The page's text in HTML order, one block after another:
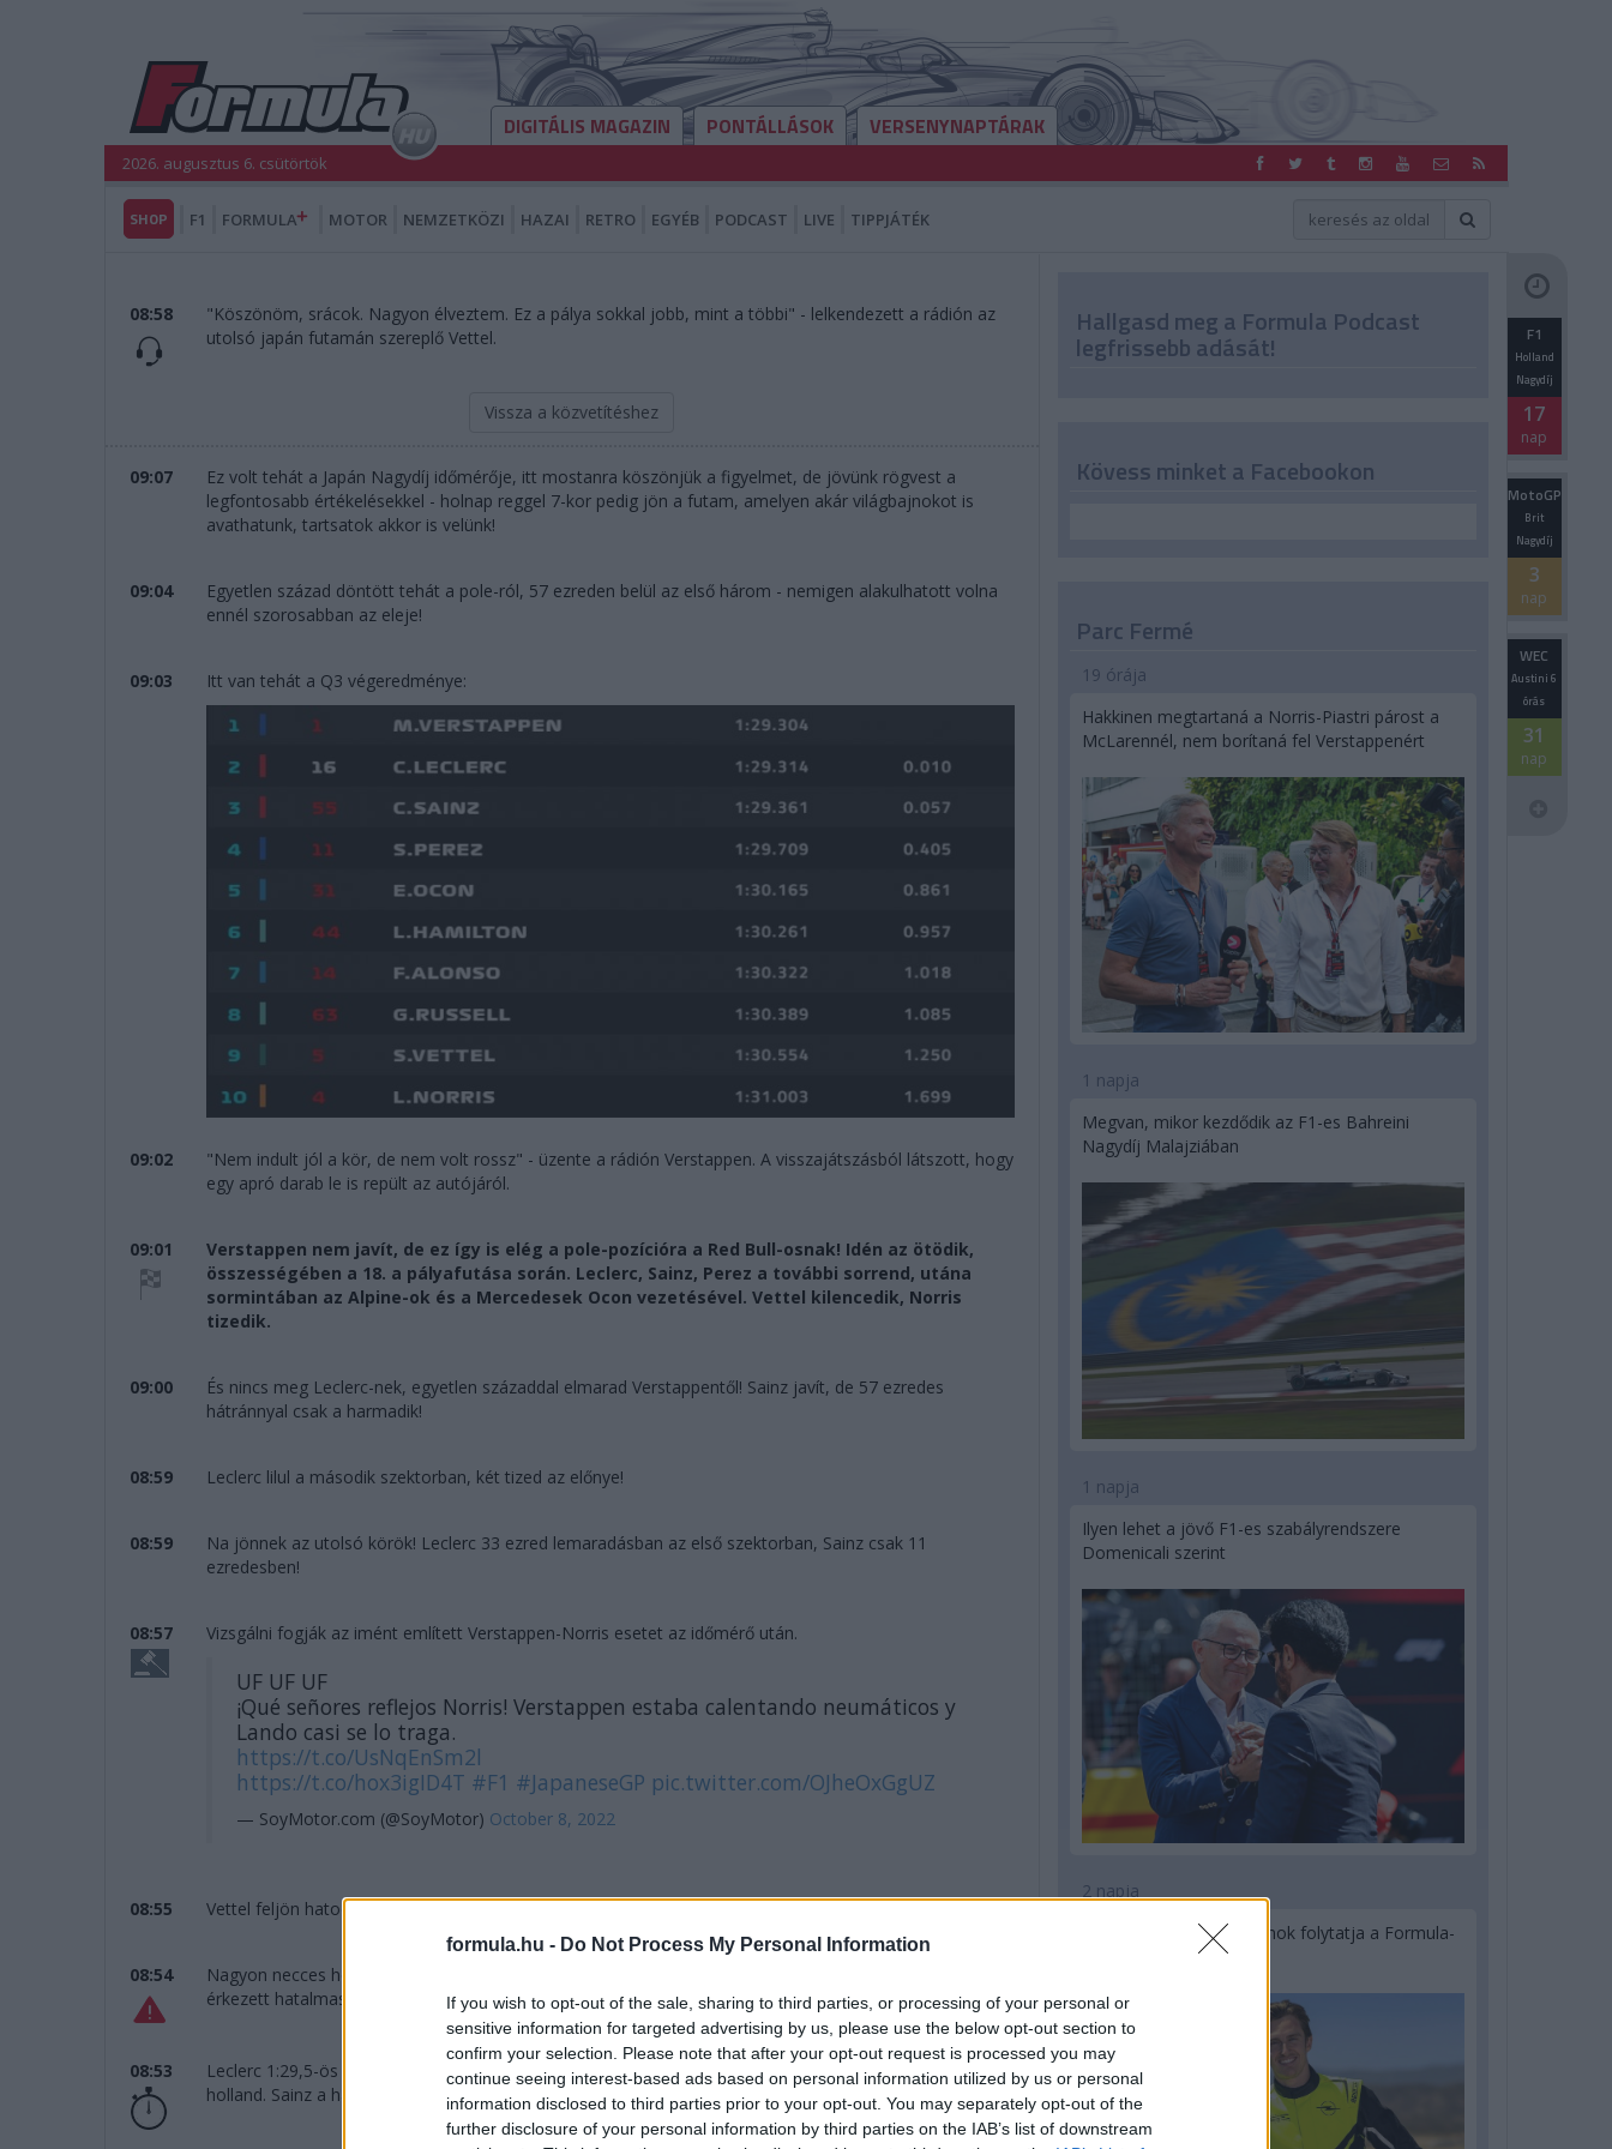
formula.hu - Do Not Process My Personal Information
If you wish to opt-out of the sale, sharing to third parties, or processing of your personal or
sensitive information for targeted advertising by us, please use the below opt-out section to
confirm your selection. Please note that after your opt-out request is processed you may
continue seeing interest-based ads based on personal information utilized by us or personal
information disclosed to third parties prior to your opt-out. You may separately opt-out of the
further disclosure of your personal information by third parties on the IAB’s list of downstream
DIGITÁLIS MAGAZIN PONTÁLLÁSOK VERSENYNAPTÁRAK
2026. augusztus 6. csütörtök
SHOP F1 FORMULA MOTOR NEMZETKÖZI HAZAI RETRO EGYÉB PODCAST LIVE TIPPJÁTÉK
08:58
"Köszönöm, srácok. Nagyon élveztem. Ez a pálya sokkal jobb, mint a többi" - lelkendezett a rádión az
utolsó japán futamán szereplő Vettel.
Vissza a közvetítéshez
09:07
Ez volt tehát a Japán Nagydíj időmérője, itt mostanra köszönjük a figyelmet, de jövünk rögvest a
legfontosabb értékelésekkel - holnap reggel 7-kor pedig jön a futam, amelyen akár világbajnokot is
avathatunk, tartsatok akkor is velünk!
09:04
Egyetlen század döntött tehát a pole-ról, 57 ezreden belül az első három - nemigen alakulhatott volna
ennél szorosabban az eleje!
09:03 Itt van tehát a Q3 végeredménye:
09:02
"Nem indult jól a kör, de nem volt rossz" - üzente a rádión Verstappen. A visszajátszásból látszott, hogy
egy apró darab le is repült az autójáról.
09:01
Verstappen nem javít, de ez így is elég a pole-pozícióra a Red Bull-osnak! Idén az ötödik,
összességében a 18. a pályafutása során. Leclerc, Sainz, Perez a további sorrend, utána
sormintában az Alpine-ok és a Mercedesek Ocon vezetésével. Vettel kilencedik, Norris
tizedik.
09:00
És nincs meg Leclerc-nek, egyetlen századdal elmarad Verstappentől! Sainz javít, de 57 ezredes
hátránnyal csak a harmadik!
08:59 Leclerc lilul a második szektorban, két tized az előnye!
08:59
Na jönnek az utolsó körök! Leclerc 33 ezred lemaradásban az első szektorban, Sainz csak 11
ezredesben!
08:57 Vizsgálni fogják az imént említett Verstappen-Norris esetet az időmérő után.
UF UF UF
¡Qué señores reflejos Norris! Verstappen estaba calentando neumáticos y
Lando casi se lo traga.
https://t.co/UsNqEnSm2l
https://t.co/hox3igID4T #F1 #JapaneseGP pic.twitter.com/OJheOxGgUZ
— SoyMotor.com (@SoyMotor) October 8, 2022
08:55 Vettel feljön hatodiknak Russellék elő. Jön az utolsó öt perc.
08:54
Nagyon necces helyzet a 130R kijáratán: Verstappen melegítette a gumikat, mögötte pedig Norris
érkezett hatalmas tempóval, a britnek le kellett szaladnia félig a fűre.
08:53
Leclerc 1:29,5-ös idővel adja meg az alaphangot, de Verstappen még gyorsabb, 1:29,304-gyel az élen a
holland. Sainz a harmadik, Perez a negyedik, mögöttük pedig Alonso a Mercedesek előtt.
Hallgasd meg a Formula Podcast
legfrissebb adását! F1
Holland
Nagydíj
17
nap
MotoGP
Brit
Nagydíj
3
nap
WEC
Austini 6
órás
31
nap
Kövess minket a Facebookon
Parc Fermé
19 órája
Hakkinen megtartaná a Norris-Piastri párost a
McLarennél, nem borítaná fel Verstappenért
1 napja
Megvan, mikor kezdődik az F1-es Bahreini
Nagydíj Malajziában
1 napja
Ilyen lehet a jövő F1-es szabályrendszere
Domenicali szerint
2 napja
Újabb korábbi F2-es bajnok folytatja a Formula-